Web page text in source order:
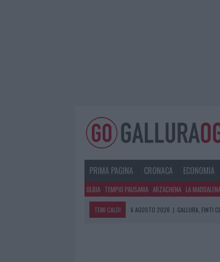
PRIMA PAGINA CRONACA ECONOMIA
OLBIA TEMPIO PAUSANIA ARZACHENA LA
TEMI CALDI 6 AGOSTO 2026 | GALLURA, FINTI